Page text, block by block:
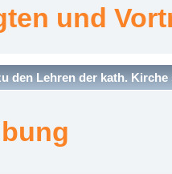
und
den Lehren der kath. Kirche